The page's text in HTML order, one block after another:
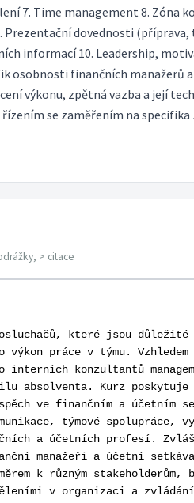
7. Time management 8. Zóna
Prezentační dovednosti (příprava,
informací 10. Leadership,
osobnosti finančních manažerů
výkonu, zpětná vazba a její
se zaměřením na
> citace